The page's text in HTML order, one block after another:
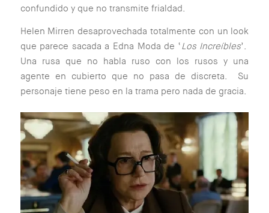
confundido y que no transmite frialdad.
Helen Mirren desaprovechada totalmente con un look
que parece sacada a Edna Moda de ‘Los Increíbles’.
Una rusa que no habla ruso con los rusos y una
agente en cubierto que no pasa de discreta. Su
personaje tiene peso en la trama pero nada de gracia.